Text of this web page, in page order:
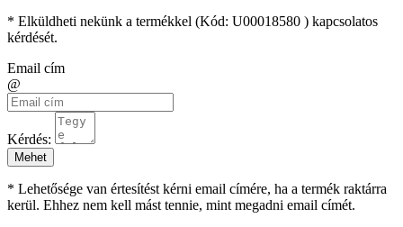
* Elküldheti nekünk a termékkel (Kód: U00018580 ) kapcsolatos
kérdését.
Email cím
@
Kérdés:
Mehet
* Lehetősége van értesítést kérni email címére, ha a termék raktárra
kerül. Ehhez nem kell mást tennie, mint megadni email címét.